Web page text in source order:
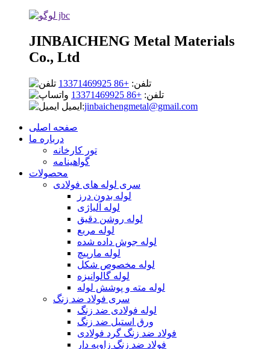
JINBAICHENG Metal Materials
Co., Ltd
تلفن: +86 13371469925
تلفن: +86 13371469925
ایمیل:jinbaichengmetal@gmail.com
صفحه اصلی
درباره ما
تور کارخانه
گواهینامه
محصولات
سری لوله های فولادی
لوله بدون درز
لوله آلیاژی
لوله روشن دقیق
لوله مربع
لوله جوش داده شده
لوله مارپیچ
لوله مخصوص شکل
لوله گالوانیزه
لوله مته و پوشش لوله
سری فولاد ضد زنگ
لوله فولادی ضد زنگ
ورق استیل ضد زنگ
فولاد ضد زنگ گرد فولادی
فولاد ضد زنگ زاویه دار